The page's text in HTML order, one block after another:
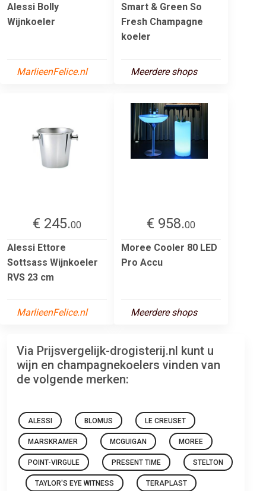
Alessi Bolly
Wijnkoeler
MarlieenFelice.nl
Smart & Green So
Fresh Champagne
koeler
Meerdere shops
€ 245.00
Alessi Ettore
Sottsass Wijnkoeler
RVS 23 cm
MarlieenFelice.nl
€ 958.00
Moree Cooler 80 LED
Pro Accu
Meerdere shops
Via Prijsvergelijk-drogisterij.nl kunt u
wijn en champagnekoelers vinden van
de volgende merken:
ALESSI BLOMUS LE CREUSET
MARSKRAMER MCGUIGAN MOREE
POINT-VIRGULE PRESENT TIME STELTON
TAYLOR'S EYE WITNESS TERAPLAST